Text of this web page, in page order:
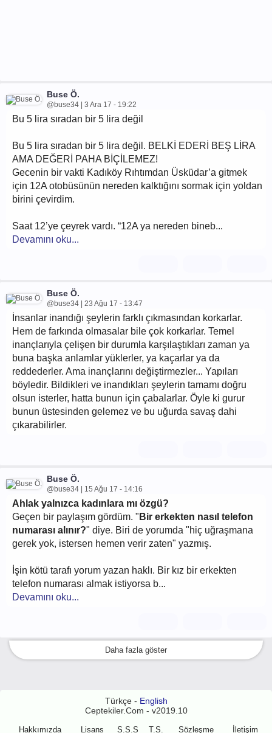
Buse Ö.
@buse34 | 3 Ara 17 - 19:22
Bu 5 lira sıradan bir 5 lira değil
Bu 5 lira sıradan bir 5 lira değil. BELKİ EDERİ BEŞ LİRA
AMA DEĞERİ PAHA BİÇİLEMEZ!
Gecenin bir vakti Kadıköy Rıhtımdan Üsküdar’a gitmek
için 12A otobüsünün nereden kalktığını sormak için yoldan
birini çevirdim.
Saat 12’ye çeyrek vardı. “12A ya nereden bineb...
Devamını oku...
Buse Ö.
@buse34 | 23 Ağu 17 - 13:47
İnsanlar inandığı şeylerin farklı çıkmasından korkarlar.
Hem de farkında olmasalar bile çok korkarlar. Temel
inançlarıyla çelişen bir durumla karşılaştıkları zaman ya
buna başka anlamlar yüklerler, ya kaçarlar ya da
reddederler. Ama inançlarını değiştirmezler... Yapıları
böyledir. Bildikleri ve inandıkları şeylerin tamamı doğru
olsun isterler, hatta bunun için çabalarlar. Öyle ki gurur
bunun üstesinden gelemez ve bu uğurda savaş dahi
çıkarabilirler.
Buse Ö.
@buse34 | 15 Ağu 17 - 14:16
Ahlak yalnızca kadınlara mı özgü?
Geçen bir paylaşım gördüm. " Bir erkekten nasıl telefon
numarası alınır?" diye. Biri de yorumda "hiç uğraşmana
gerek yok, istersen hemen verir zaten" yazmış.
İşin kötü tarafı yorum yazan haklı. Bir kız bir erkekten
telefon numarası almak istiyorsa b...
Devamını oku...
Daha fazla göster
Türkçe - English
Ceptekiler.Com - v2019.10
Hakkımızda Lisans S.S.S T.S. Sözleşme İletişim